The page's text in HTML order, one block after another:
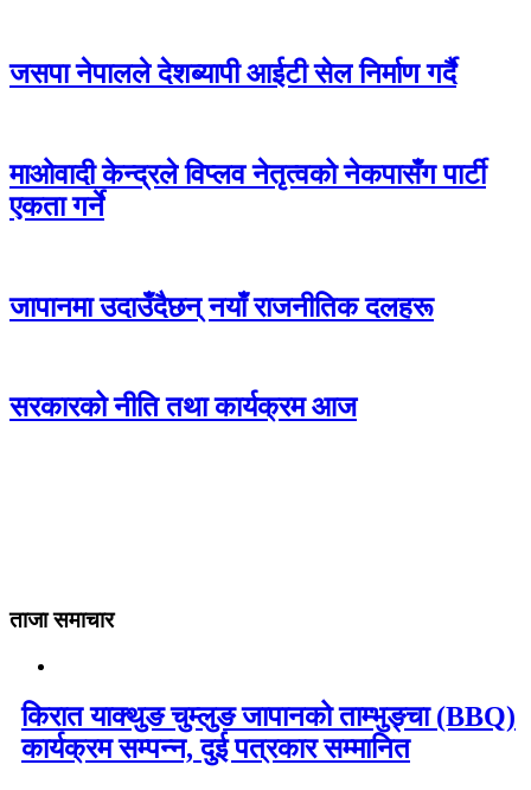
जसपा नेपालले देशब्यापी आईटी सेल निर्माण गर्दै
माओवादी केन्द्रले विप्लव नेतृत्वको नेकपासँग पार्टी
एकता गर्ने
जापानमा उदाउँदैछन् नयाँ राजनीतिक दलहरू
सरकारको नीति तथा कार्यक्रम आज
ताजा समाचार
किरात याक्थुङ चुम्लुङ जापानको ताम्भुङ्चा (BBQ)
कार्यक्रम सम्पन्न, दुई पत्रकार सम्मानित